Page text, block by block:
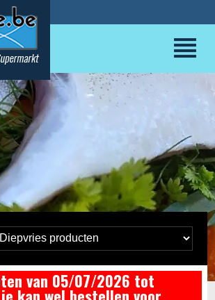
van 05/07/2026 tot